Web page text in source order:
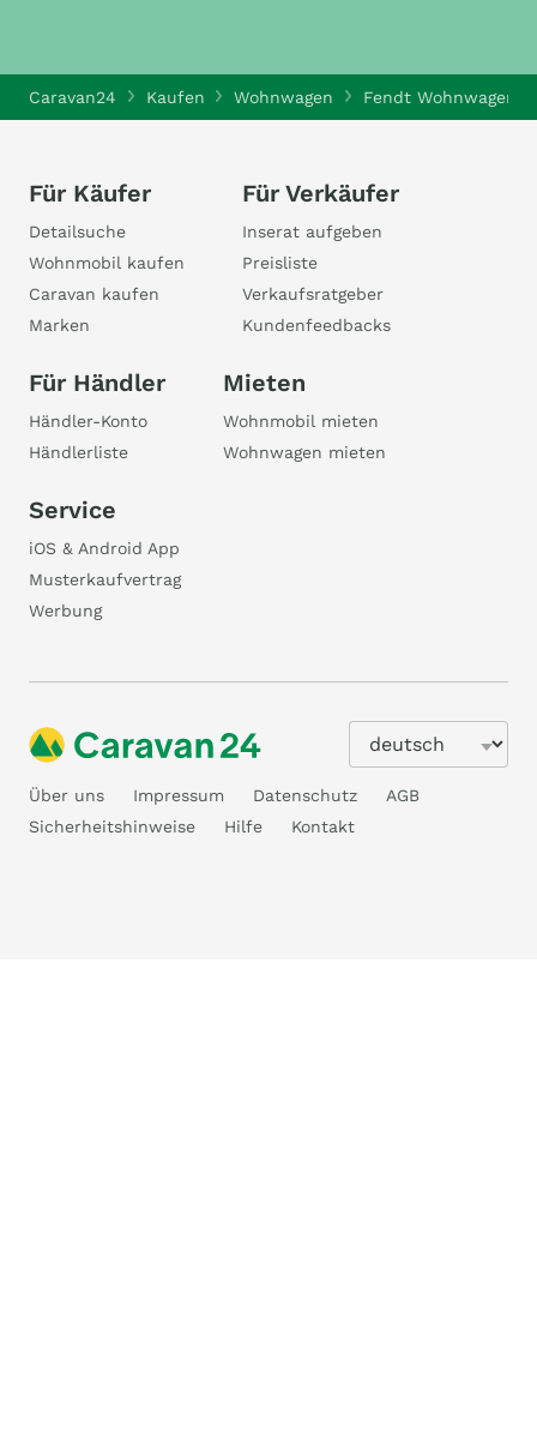
Caravan24 Kaufen Wohnwagen Fendt Wohnwagen
Für Käufer
Detailsuche
Wohnmobil kaufen
Caravan kaufen
Marken
Für Verkäufer
Inserat aufgeben
Preisliste
Verkaufsratgeber
Kundenfeedbacks
Für Händler
Händler-Konto
Händlerliste
Mieten
Wohnmobil mieten
Wohnwagen mieten
Service
iOS & Android App
Musterkaufvertrag
Werbung
Über uns Impressum Datenschutz
AGB
Sicherheitshinweise
Hilfe Kontakt